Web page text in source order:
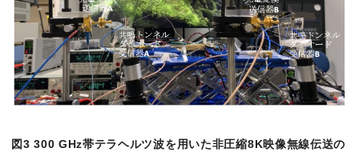
本研究グループは、従来のマイクロ波やミリ波では不可能な広
本成果はテラヘルツ波の有用性を示す成果であり、Beyond5G
研究の背景
図3 300 GHz帯テラヘルツ波を用いた非圧縮8K映像無線伝送の